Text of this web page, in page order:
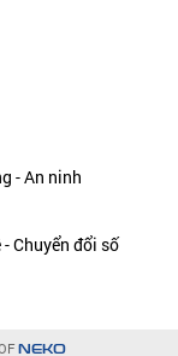
- An ninh
Chuyển đổi số
NEKO